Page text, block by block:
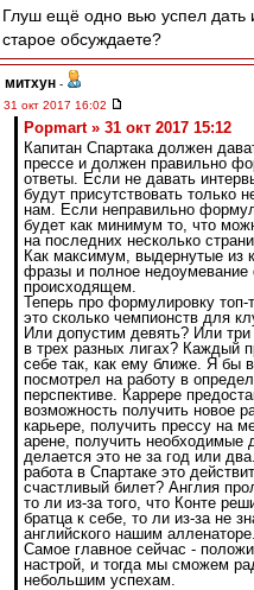
Глуш ещё одно вью успел дать
старое обсуждаете?
митхун -
31 окт 2017 16:02
Popmart » 31 окт 2017 15:12
Капитан Спартака должен
прессе и должен правильно
ответы. Если не давать
будут присутствовать только
нам. Если неправильно
будет как минимум то, что
на последних несколько
Как максимум, выдернутые из
фразы и полное недоумевание
происходящем.
Теперь про формулировку топ-
это сколько чемпионств для
Или допустим девять? Или три
в трех разных лигах? Каждый
себе так, как ему ближе. Я бы
посмотрел на работу в
перспективе. Каррере
возможность получить новое
карьере, получить прессу на
арене, получить необходимые
делается это не за год или
работа в Спартаке это
счастливый билет? Англия
то ли из-за того, что Конте
братца к себе, то ли из-за не
английского нашим алленаторе.
Самое главное сейчас -
настрой, и тогда мы сможем
небольшим успехам.